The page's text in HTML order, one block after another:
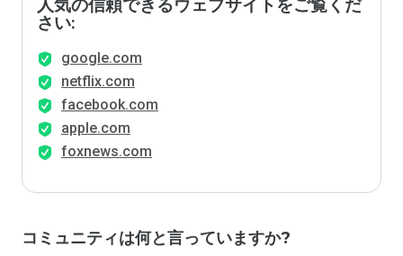
人気の信頼できるウェブサイトをご覧くだ
さい:
google.com
netflix.com
facebook.com
apple.com
foxnews.com
コミュニティは何と言っていますか?